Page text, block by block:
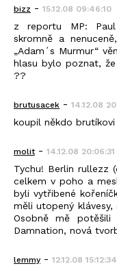
bizz - 15.12.08 09:46:10
z reportu MP:
skromně a
„Adam´s Murmur“
hlasu bylo poznat,
??
brutusacek - 14.12.08
koupil někdo
molit- 14.12.08 20:06:31
Tychu! Berlin rullezz
celkem v poho a
byli vytřibené
měli utopený
Osobně mě
Damnation, nová
lemmy - 12.12.08 15:12:34